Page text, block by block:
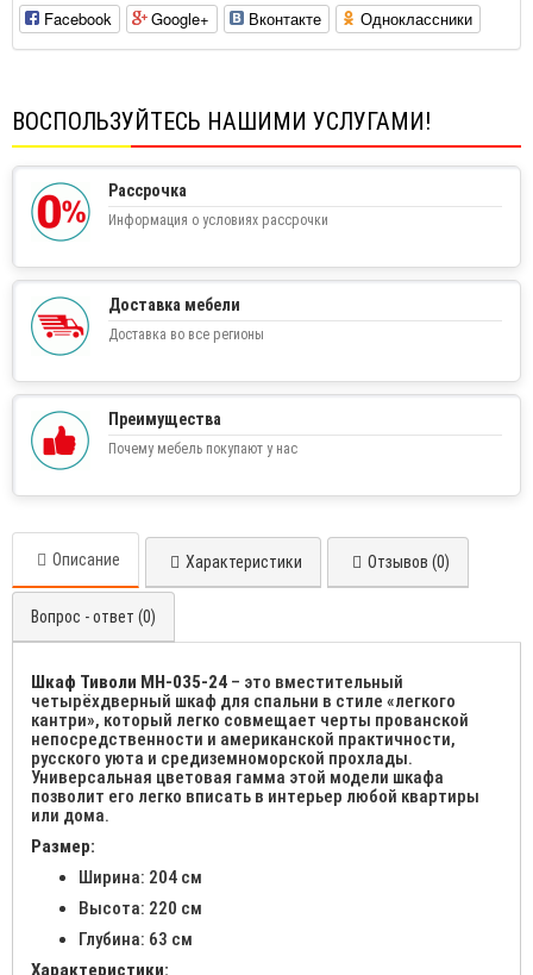
Facebook Google+ Вконтакте Одноклассники
ВОСПОЛЬЗУЙТЕСЬ НАШИМИ УСЛУГАМИ!
Рассрочка
Информация о условиях рассрочки
Доставка мебели
Доставка во все регионы
Преимущества
Почему мебель покупают у нас
Описание Характеристики Отзывов (0)
Вопрос - ответ (0)
Шкаф Тиволи МН-035-24 – это вместительный
четырёхдверный шкаф для спальни в стиле «легкого
кантри», который легко совмещает черты прованской
непосредственности и американской практичности,
русского уюта и средиземноморской прохлады.
Универсальная цветовая гамма этой модели шкафа
позволит его легко вписать в интерьер любой квартиры
или дома.
Размер:
Ширина: 204 см
Высота: 220 см
Глубина: 63 см
Характеристики: